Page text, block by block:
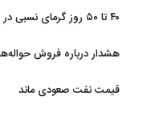
هشدار درباره فروش
قیمت نفت صعودی ماند